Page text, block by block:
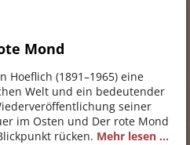
Mond
Hoeflich (1891–1965) eine
Welt und ein bedeutender
seiner
im Osten und Der rote Mond
rücken. Mehr lesen ...